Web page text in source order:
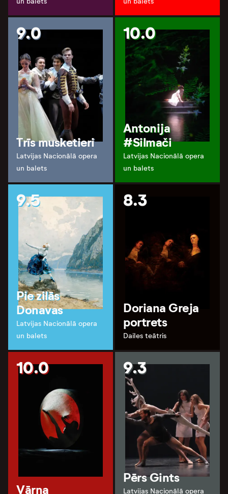
9.0
Trīs musketieri
Latvijas Nacionālā opera
un balets
10.0
Antonija
#Silmači
Latvijas Nacionālā opera
un balets
9.5
Pie zilās
Donavas
Latvijas Nacionālā opera
un balets
8.3
Doriana Greja
portrets
Dailes teātris
10.0
Vārna
9.3
Pērs Gints
Latvijas Nacionālā opera